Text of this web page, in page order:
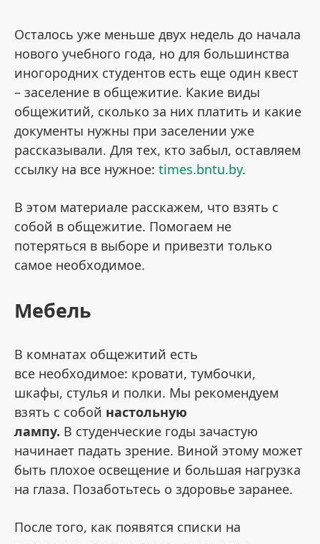
Осталось уже меньше двух недель до начала
нового учебного года, но для большинства
иногородних студентов есть еще один квест
– заселение в общежитие. Какие виды
общежитий, сколько за них платить и какие
документы нужны при заселении уже
рассказывали. Для тех, кто забыл, оставляем
ссылку на все нужное: times.bntu.by.
В этом материале расскажем, что взять с
собой в общежитие. Помогаем не
потеряться в выборе и привезти только
самое необходимое.
Мебель
В комнатах общежитий есть
все необходимое: кровати, тумбочки,
шкафы, стулья и полки. Мы рекомендуем
взять с собой настольную
лампу. В студенческие годы зачастую
начинает падать зрение. Виной этому может
быть плохое освещение и большая нагрузка
на глаза. Позаботьтесь о здоровье заранее.
После того, как появятся списки на